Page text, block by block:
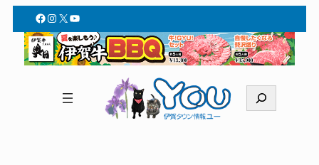
Facebook
Instagram
X YouTube
索